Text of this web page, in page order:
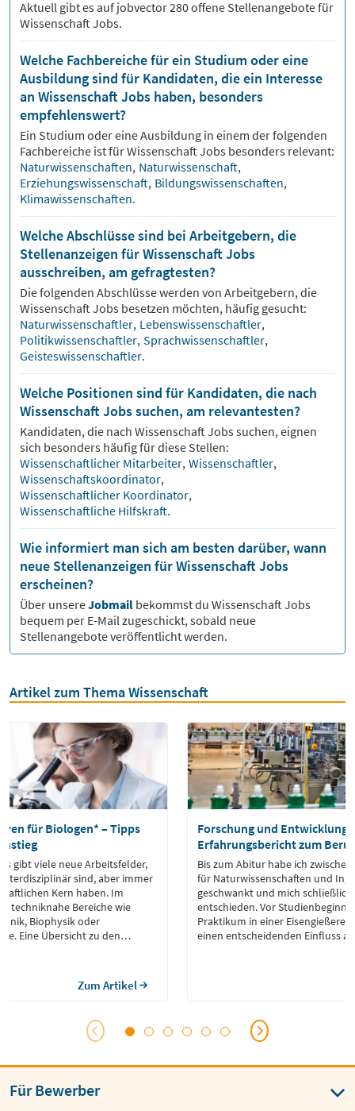
Aktuell gibt es auf jobvector280offene Stellenangebote für
Wissenschaft Jobs.
Welche Fachbereiche für ein Studium oder eine
Ausbildung sind für Kandidaten, die ein Interesse
an Wissenschaft Jobs haben, besonders
empfehlenswert?
Ein Studium oder eine Ausbildung in einem der folgenden
Fachbereiche ist fürWissenschaftJobs besonders relevant:
Naturwissenschaften, Naturwissenschaft,
Erziehungswissenschaft, Bildungswissenschaften,
Klimawissenschaften.
Welche Abschlüsse sind bei Arbeitgebern, die
Stellenanzeigen für Wissenschaft Jobs
ausschreiben, am gefragtesten?
Die folgenden Abschlüsse werden von Arbeitgebern, die
WissenschaftJobs besetzen möchten, häufig gesucht:
Naturwissenschaftler, Lebenswissenschaftler,
Politikwissenschaftler, Sprachwissenschaftler,
Geisteswissenschaftler.
Welche Positionen sind für Kandidaten, die nach
Wissenschaft Jobs suchen, am relevantesten?
Kandidaten, die nach WissenschaftJobs suchen, eignen
sich besonders häufig für diese Stellen:
Wissenschaftlicher Mitarbeiter, Wissenschaftler,
Wissenschaftskoordinator,
Wissenschaftlicher Koordinator,
Wissenschaftliche Hilfskraft.
Wie informiert man sich am besten darüber, wann
neue Stellenanzeigen für Wissenschaft Jobs
erscheinen?
Über unsereJobmail bekommst du WissenschaftJobs
bequem per E-Mail zugeschickt, sobald neue
Stellenangebote veröffentlicht werden.
Artikel zum Thema Wissenschaft
für Biologen* – Tipps
gibt viele neue Arbeitsfelder,
sind, aber immer
Kern haben. Im
techniknahe Bereiche wie
Biophysik oder
Eine Übersicht zu den
Zum Artikel
Forschung und Entwicklung
Erfahrungsbericht zum
Bis zum Abitur habe ich
für Naturwissenschaften und
geschwankt und mich
entschieden. Vor Studienbeginn
Praktikum in einer Eisengießerei
einen entscheidenden Einfluss
Für Bewerber